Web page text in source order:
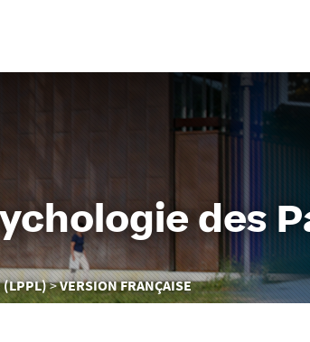
des
(LPPL) VERSION FRANÇAISE